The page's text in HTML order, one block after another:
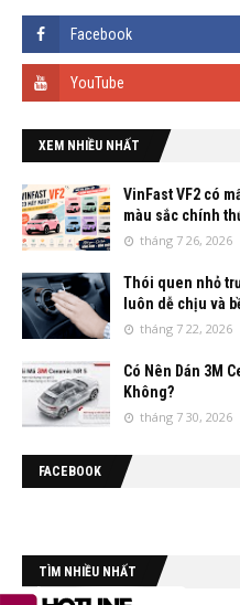
XEM NHIỀU NHẤT
VinFast VF2 có
màu sắc chính
tháng 7 26, 2026
Thói quen nhỏ
luôn dễ chịu và
tháng 7 22, 2026
Có Nên Dán 3M
Không?
tháng 7 30, 2026
FACEBOOK
TÌM NHIỀU NHẤT